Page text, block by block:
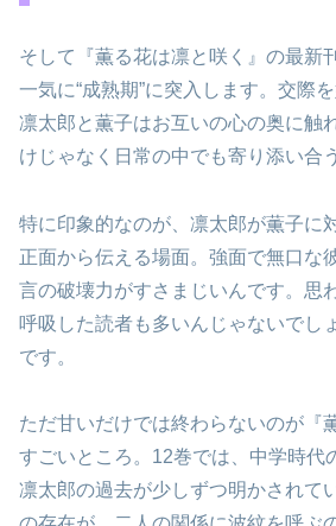
そして『薫る花は凛と咲く』の最新
一気に“成熟期”に突入します。交際
凛太郎と薫子はお互いの心の奥に触
けじゃなく日常の中でも寄り添い合
特に印象的なのが、凛太郎が薫子に
正面から伝える場面。強面で無口な
言の破壊力がすさまじいんです。思
呼吸した読者も多いんじゃないでし
です。
ただ甘いだけでは終わらないのが『
すごいところ。12巻では、中学時代
凛太郎の過去が少しずつ明かされて